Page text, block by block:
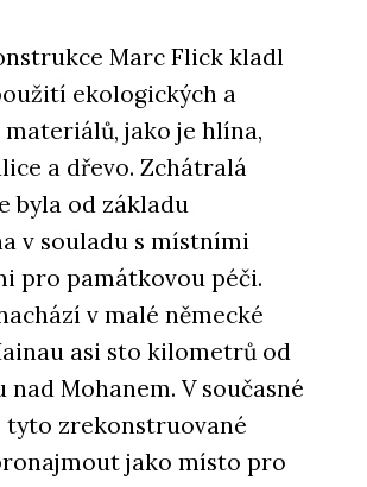
Marc Flick kladl
ekologických a
jako je hlína,
a dřevo. Zchátralá
byla od základu
v souladu s místními
pro památkovou péči.
v malé německé
asi sto kilometrů od
Mohanem. V současné
tyto zrekonstruované
jako místo pro